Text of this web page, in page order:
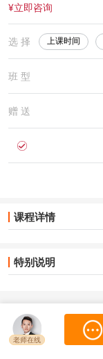
¥立即咨询
选 择 上课时间
班 型
赠 送
课程详情
特别说明
咨询
老师在线